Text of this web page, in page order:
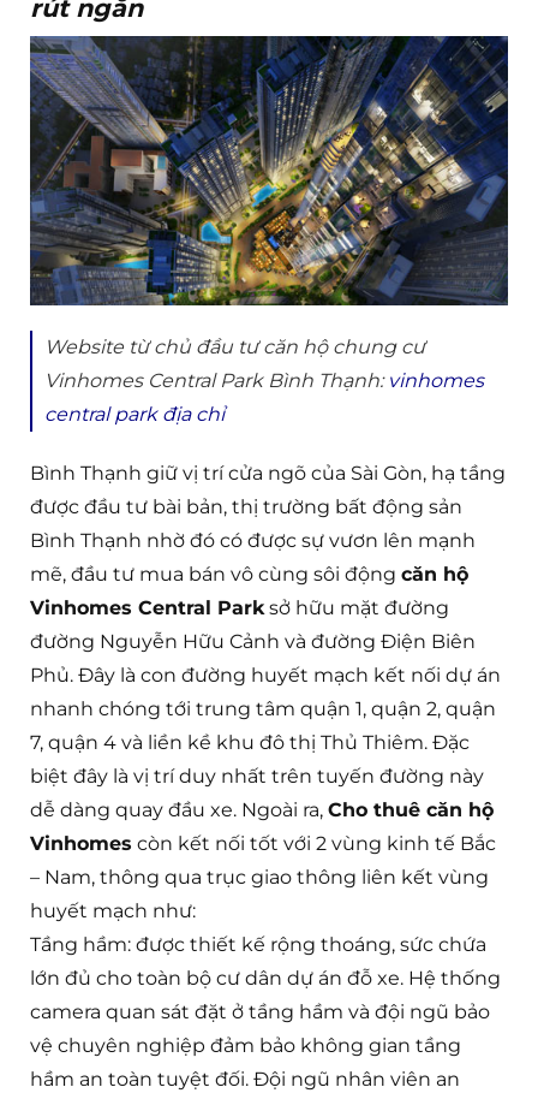
rút ngắn
Website từ chủ đầu tư căn hộ chung cư
Vinhomes Central Park Bình Thạnh: vinhomes
central park địa chỉ
Bình Thạnh giữ vị trí cửa ngõ của Sài Gòn, hạ tầng
được đầu tư bài bản, thị trường bất động sản
Bình Thạnh nhờ đó có được sự vươn lên mạnh
mẽ, đầu tư mua bán vô cùng sôi động căn hộ
Vinhomes Central Parksở hữu mặt đường
đường Nguyễn Hữu Cảnh và đường Điện Biên
Phủ. Đây là con đường huyết mạch kết nối dự án
nhanh chóng tới trung tâm quận 1, quận 2, quận
7, quận 4 và liền kề khu đô thị Thủ Thiêm. Đặc
biệt đây là vị trí duy nhất trên tuyến đường này
dễ dàng quay đầu xe. Ngoài ra, Cho thuê căn hộ
Vinhomes còn kết nối tốt với 2 vùng kinh tế Bắc
– Nam, thông qua trục giao thông liên kết vùng
huyết mạch như:
Tầng hầm: được thiết kế rộng thoáng, sức chứa
lớn đủ cho toàn bộ cư dân dự án đỗ xe. Hệ thống
camera quan sát đặt ở tầng hầm và đội ngũ bảo
vệ chuyên nghiệp đảm bảo không gian tầng
hầm an toàn tuyệt đối. Đội ngũ nhân viên an